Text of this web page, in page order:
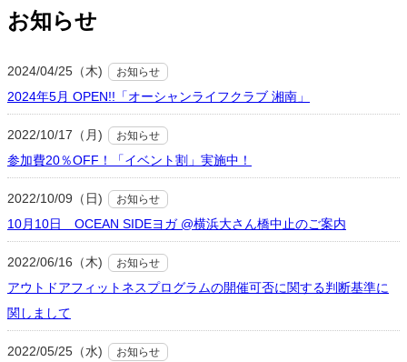
お知らせ
2024/04/25（木) お知らせ
2024年5月 OPEN!!「オーシャンライフクラブ 湘南」
2022/10/17（月) お知らせ
参加費20％OFF！「イベント割」実施中！
2022/10/09（日) お知らせ
10月10日 OCEAN SIDEヨガ @横浜大さん橋中止のご案内
2022/06/16（木) お知らせ
アウトドアフィットネスプログラムの開催可否に関する判断基準に
関しまして
2022/05/25（水) お知らせ